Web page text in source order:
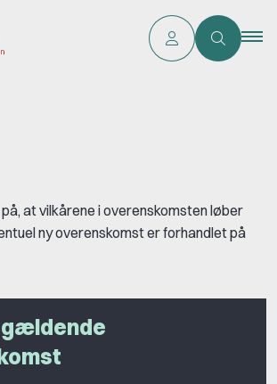
at vilkårene i overenskomsten løber
ny overenskomst er forhandlet på